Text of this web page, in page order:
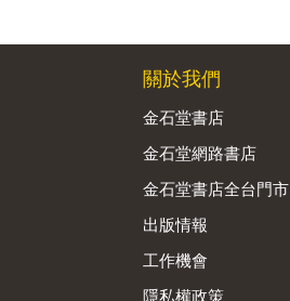
關於我們
金石堂書店
金石堂網路書店
金石堂書店全台門市
出版情報
工作機會
隱私權政策